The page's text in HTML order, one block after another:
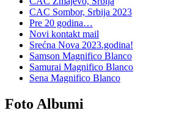
CAC Sombor, Srbija 2023
Pre 20 godina…
Novi kontakt mail
Srećna Nova 2023.godina!
Samson Magnifico Blanco
Samurai Magnifico Blanco
Sena Magnifico Blanco
Foto Albumi